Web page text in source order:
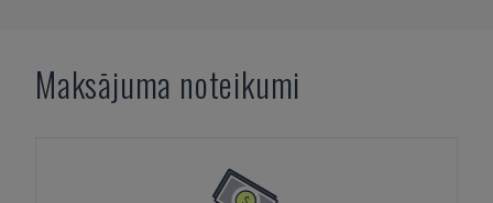
Maksājuma noteikumi